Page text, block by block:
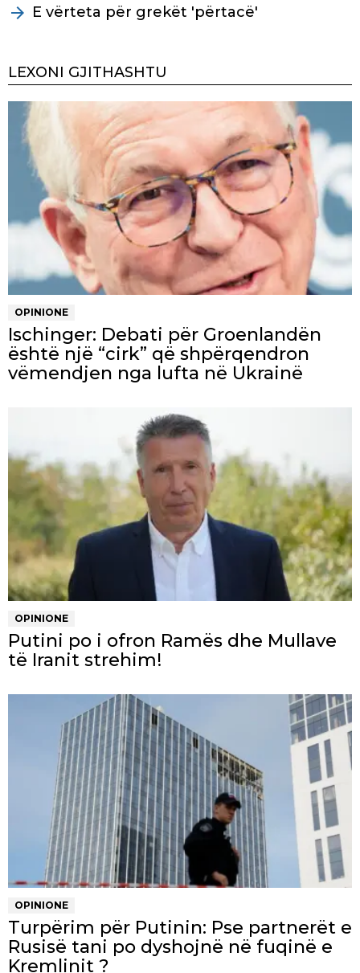
E vërteta për grekët 'përtacë'
LEXONI GJITHASHTU
OPINIONE
Ischinger: Debati për Groenlandën
është një “cirk” që shpërqendron
vëmendjen nga lufta në Ukrainë
OPINIONE
Putini po i ofron Ramës dhe Mullave
të Iranit strehim!
OPINIONE
Turpërim për Putinin: Pse partnerët e
Rusisë tani po dyshojnë në fuqinë e
Kremlinit ?